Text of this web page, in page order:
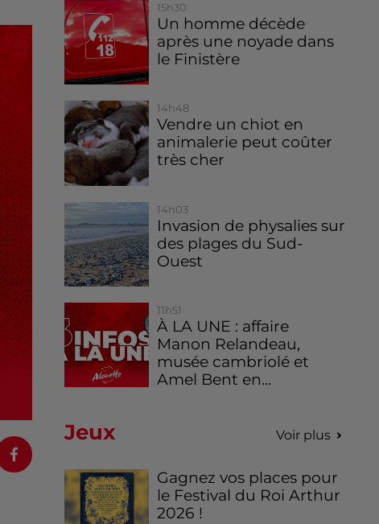
15h30
Un homme décède
après une noyade dans
le Finistère
14h48
Vendre un chiot en
animalerie peut coûter
très cher
14h03
Invasion de physalies sur
des plages du Sud-
Ouest
11h51
À LA UNE : affaire
Manon Relandeau,
musée cambriolé et
Amel Bent en...
Jeux Voir plus
Gagnez vos places pour
le Festival du Roi Arthur
2026 !